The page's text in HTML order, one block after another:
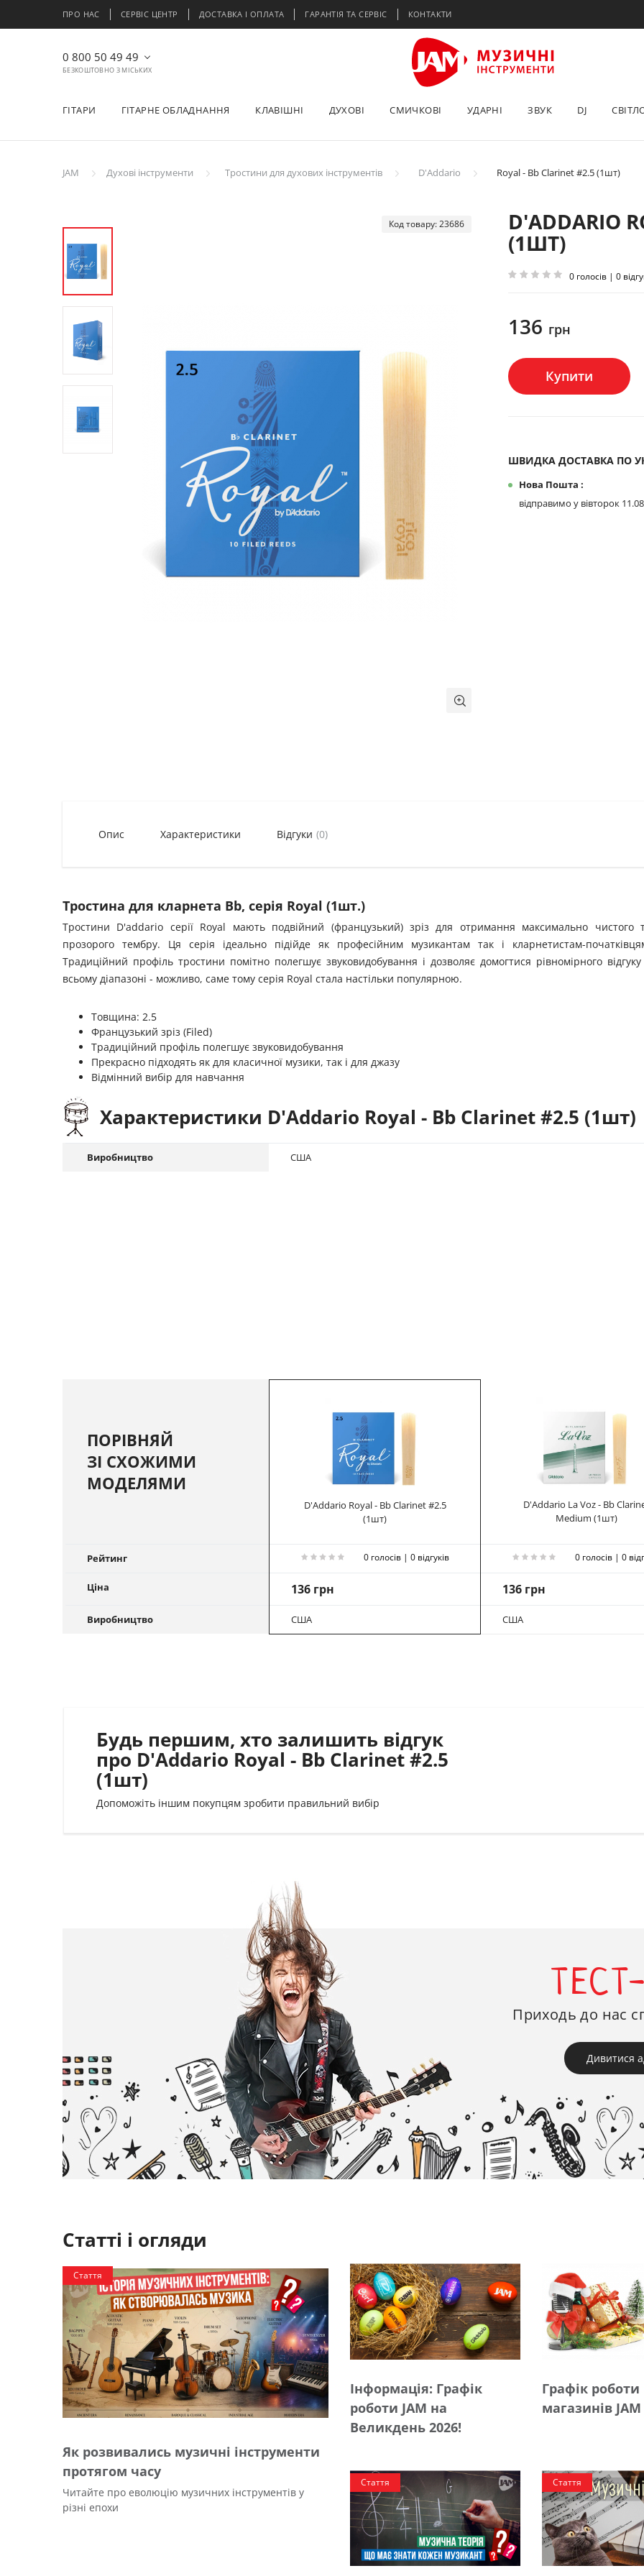
ПРО НАС СЕРВІС ЦЕНТР ДОСТАВКА І ОПЛАТА ГАРАНТІЯ ТА СЕРВІС КОНТАКТИ
0 800 50 49 49
БЕЗКОШТОВНО З МІСЬКИХ
ГІТАРИ ГІТАРНЕ ОБЛАДНАННЯ КЛАВІШНІ ДУХОВІ СМИЧКОВІ УДАРНІ ЗВУК DJ
JAM Духові інструменти Тростини для духових інструментів D'Addario Royal - Bb Clarinet #2.5 (1шт)
Код товару: 23686 D'ADDARIO
(1ШТ)
0 голосів | 0
136 грн
Купити
ШВИДКА ДОСТАВКА ПО
Нова Пошта :
відправимо у вівторок 11.08
Опис Характеристики Відгуки (0)
Тростина для кларнета Bb, серія Royal (1шт.)
Тростини D'addario серії Royal мають подвійний (французький) зріз для отримання максимально чистого
прозорого тембру. Ця серія ідеально підійде як професійним музикантам так і кларнетистам-
Традиційний профіль тростини помітно полегшує звуковидобування і дозволяє домогтися рівномірного
всьому діапазоні - можливо, саме тому серія Royal стала настільки популярною.
Товщина: 2.5
Французький зріз (Filed)
Традиційний профіль полегшує звуковидобування
Прекрасно підходять як для класичної музики, так і для джазу
Відмінний вибір для навчання
Характеристики D'Addario Royal - Bb Clarinet #2.5 (1шт)
Виробництво США
ПОРІВНЯЙ
ЗІ СХОЖИМИ
МОДЕЛЯМИ
D'Addario Royal - Bb Clarinet #2.5
(1шт)
D'Addario La Voz - Bb
Medium (1шт)
Рейтинг 0 голосів | 0 відгуків 0 голосів | 0
Ціна 136 грн 136 грн
Виробництво США США
Будь першим, хто залишить відгук
про D'Addario Royal - Bb Clarinet #2.5
(1шт)
Допоможіть іншим покупцям зробити правильний вибір
Приходь до нас
Дивитися
Статті і огляди
Стаття
Як розвивались музичні інструменти
протягом часу
Читайте про еволюцію музичних інструментів у
різні епохи
Інформація: Графік
роботи JAM на
Великдень 2026!
Графік роботи
магазинів JAM
Стаття Стаття